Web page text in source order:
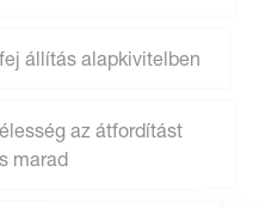
állítás alapkivitelben
az átfordítást
marad